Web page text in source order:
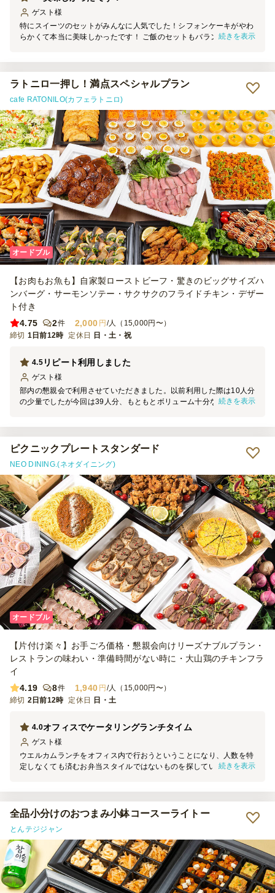
ゲスト 様
特にスイーツのセットがみんなに人気でした！シフォンケーキがやわ
らかくて本当に美味しかったです！ ご飯のセットもバランスがよ
続きを表示
ラトニロ一押し！満点スペシャルプラン
cafe RATONILO(カフェラトニロ)
オードブル
【お肉もお魚も】自家製ローストビーフ・驚きのビッグサイズハ
ンバーグ・サーモンソテー・サクサクのフライドチキン・デザー
ト付き
4.75
2件 2,000 円/人（15,000円〜）
締切 1日前12時 定休日 日・土・祝
リピート利用しました
4.5
ゲスト 様
部内の懇親会で利用させていただきました。以前利用した際は10人分
の少量でしたが今回は39人分、もともとボリューム十分なメニューで
続きを表示
ピクニックプレートスタンダード
NEO DINING.(ネオダイニング)
オードブル
【片付け楽々】お手ごろ価格・懇親会向けリーズナブルプラン・
レストランの味わい・準備時間がない時に・大山鶏のチキンフラ
イ
4.19
8件 1,940 円/人（15,000円〜）
締切 2日前12時 定休日 日・土
オフィスでケータリングランチタイム
4.0
ゲスト 様
ウエルカムランチをオフィス内で行おうということになり、人数を特
定しなくても済むお弁当スタイルではないものを探していましたとこ
した。野菜も大目だったので良かったです。色どりも良かったで
す。。ミートソースは冷めても美味しくいただけました。大満足でし
た。またお願いしたいです。
続きを表示
全品小分けのおつまみ小鉢コースーライトー
とんテジジャン